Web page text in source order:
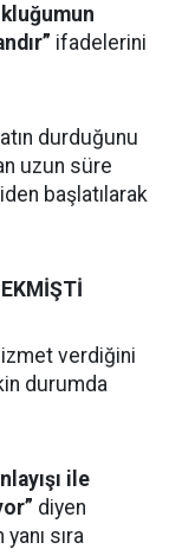
ifadelerini
durduğunu
uzun süre
başlatılarak
verdiğini
durumda
ile
diyen
sıra